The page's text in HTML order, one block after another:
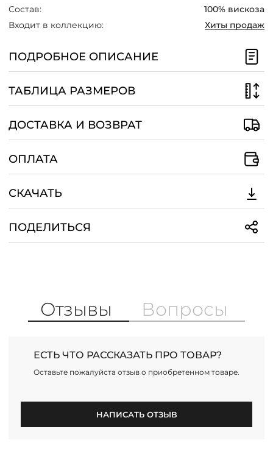
/
Состав:
100% вискоза
Входит в коллекцию:
Хиты продаж
ПОДРОБНОЕ ОПИСАНИЕ
ТАБЛИЦА РАЗМЕРОВ
ДОСТАВКА И ВОЗВРАТ
ОПЛАТА
СКАЧАТЬ
ПОДЕЛИТЬСЯ
Отзывы Вопросы
ЕСТЬ ЧТО РАССКАЗАТЬ ПРО ТОВАР?
Оставьте пожалуйста отзыв о приобретенном товаре.
НАПИСАТЬ ОТЗЫВ